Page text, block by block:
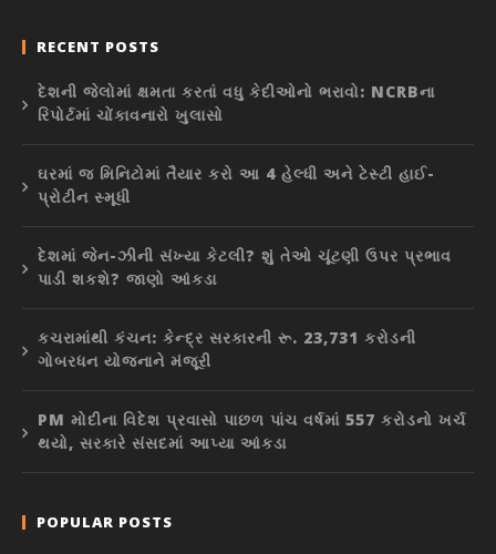
RECENT POSTS
દેશની જેલોમાં ક્ષમતા કરતાં વધુ કેદીઓનો ભરાવો: NCRBના
રિપોર્ટમાં ચોંકાવનારો ખુલાસો
ઘરમાં જ મિનિટોમાં તૈયાર કરો આ 4 હેલ્ધી અને ટેસ્ટી હાઈ-
પ્રોટીન સ્મૂધી
દેશમાં જેન-ઝીની સંખ્યા કેટલી? શું તેઓ ચૂંટણી ઉપર પ્રભાવ
પાડી શકશે? જાણો આંકડા
કચરામાંથી કંચન: કેન્દ્ર સરકારની રૂ. 23,731 કરોડની
ગોબરધન યોજનાને મંજૂરી
PM મોદીના વિદેશ પ્રવાસો પાછળ પાંચ વર્ષમાં 557 કરોડનો ખર્ચ
થયો, સરકારે સંસદમાં આપ્યા આંકડા
POPULAR POSTS